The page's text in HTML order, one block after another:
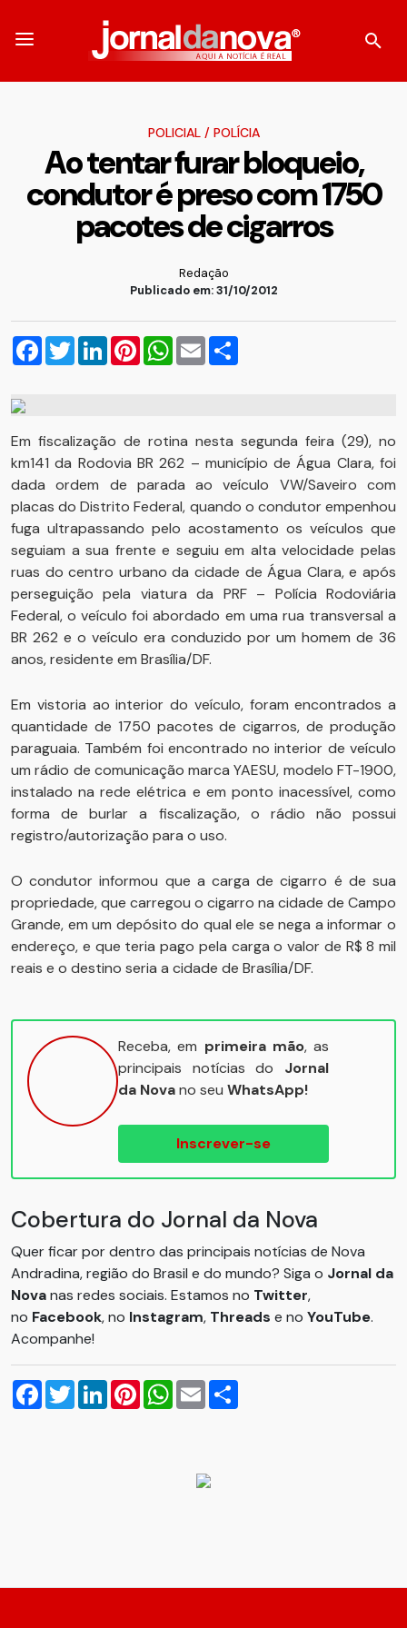
POLICIAL/ POLÍCIA
Ao tentar furar bloqueio,
condutor é preso com 1750
pacotes de cigarros
Redação
Publicado em: 31/10/2012
Facebook
TwitterLinkedInPinterestWhatsApp
Email
Em fiscalização de rotina nesta segunda feira (29), no
km141 da Rodovia BR 262 – município de Água Clara, foi
dada ordem de parada ao veículo VW/Saveiro com
placas do Distrito Federal, quando o condutor empenhou
fuga ultrapassando pelo acostamento os veículos que
seguiam a sua frente e seguiu em alta velocidade pelas
ruas do centro urbano da cidade de Água Clara, e após
perseguição pela viatura da PRF – Polícia Rodoviária
Federal, o veículo foi abordado em uma rua transversal a
BR 262 e o veículo era conduzido por um homem de 36
anos, residente em Brasília/DF.
Em vistoria ao interior do veículo, foram encontrados a
quantidade de 1750 pacotes de cigarros, de produção
paraguaia. Também foi encontrado no interior de veículo
um rádio de comunicação marca YAESU, modelo FT-1900,
instalado na rede elétrica e em ponto inacessível, como
forma de burlar a fiscalização, o rádio não possui
registro/autorização para o uso.
O condutor informou que a carga de cigarro é de sua
propriedade, que carregou o cigarro na cidade de Campo
Grande, em um depósito do qual ele se nega a informar o
endereço, e que teria pago pela carga o valor de R$ 8 mil
reais e o destino seria a cidade de Brasília/DF.
Receba, em primeira mão, as
principais notícias do Jornal
da Novano seu WhatsApp!
Inscrever-se
Cobertura do Jornal da Nova
Quer ficar por dentro das principais notícias de Nova
Andradina, região do Brasil e do mundo? Siga o Jornal da
Novanas redes sociais. Estamos no Twitter,
no Facebook, no Instagram, Threads e no YouTube.
Acompanhe!
Facebook
TwitterLinkedInPinterestWhatsApp
Email